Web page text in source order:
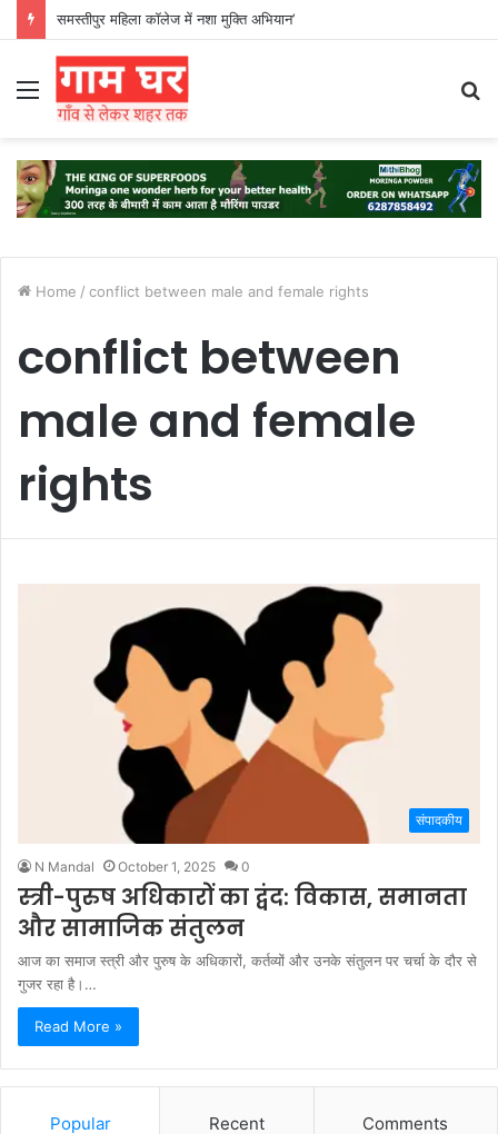
समस्तीपुर महिला कॉलेज में नशा मुक्ति अभियान’
Menu
Home / conflict between male and female rights
conflict between
male and female
rights
संपादकीय
N Mandal October 1, 2025 0
स्त्री-पुरुष अधिकारों का द्वंद: विकास, समानता
और सामाजिक संतुलन
आज का समाज स्त्री और पुरुष के अधिकारों, कर्तव्यों और उनके संतुलन पर चर्चा के दौर से
गुजर रहा है।…
Read More »
Popular Recent Comments